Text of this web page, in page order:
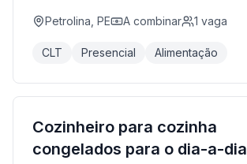
Petrolina, PE A combinar 1 vaga
CLT Presencial Alimentação
Cozinheiro para cozinha
congelados para o dia-a-dia